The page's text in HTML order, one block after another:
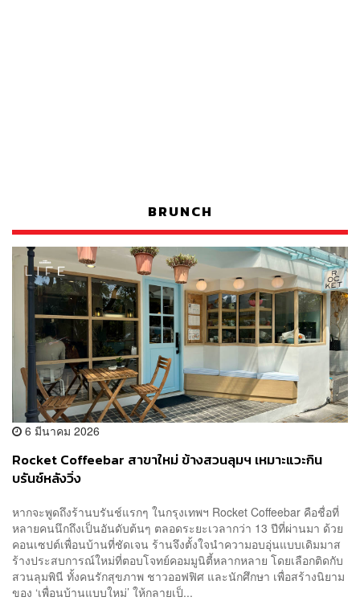
BRUNCH
6 มีนาคม 2026
Rocket Coffeebar สาขาใหม่ ข้างสวนลุมฯ เหมาะแวะกิน
บรันช์หลังวิ่ง
หากจะพูดถึงร้านบรันช์แรกๆ ในกรุงเทพฯ Rocket Coffeebar คือชื่อที่
หลายคนนึกถึงเป็นอันดับต้นๆ ตลอดระยะเวลากว่า 13 ปีที่ผ่านมา ด้วย
คอนเซปต์เพื่อนบ้านที่ชัดเจน ร้านจึงตั้งใจนำความอบอุ่นแบบเดิมมาส
ร้างประสบการณ์ใหม่ที่ตอบโจทย์คอมมูนิตี้หลากหลาย โดยเลือกติดกับ
สวนลุมพินี ทั้งคนรักสุขภาพ ชาวออฟฟิศ และนักศึกษา เพื่อสร้างนิยาม
ของ ‘เพื่อนบ้านแบบใหม่’ ให้กลายเป็...